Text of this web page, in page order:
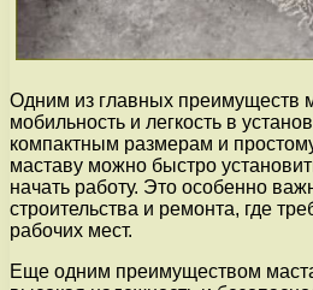
Одним из главных преимуществ
мобильность и легкость в
компактным размерам и
маставу можно быстро
начать работу. Это особенно
строительства и ремонта, где
рабочих мест.
Еще одним преимуществом